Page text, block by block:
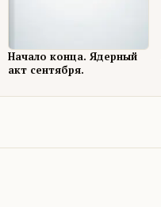
Начало конца. Ядерный
акт сентября.